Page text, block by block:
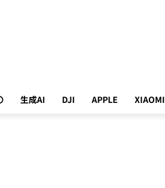
生成AI DJI APPLE XIAOMI